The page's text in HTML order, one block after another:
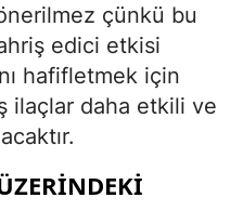
çünkü bu
edici etkisi
hafifletmek için
ilaçlar daha etkili ve